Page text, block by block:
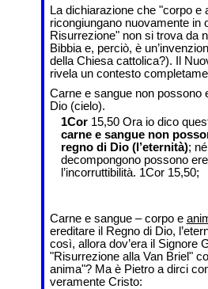
La dichiarazione che "corpo
ricongiungano nuovamente in
Risurrezione" non si trova da
Bibbia e, perciò, è
della Chiesa cattolica?). Il
rivela un contesto
Carne e sangue non possono
Dio (cielo).
1Cor15,50 Ora io dico
carne e sangue non
regno di Dio (l’eternità);
decompongono possono
l’incorruttibilità. 1Cor 15,50;
Carne e sangue – corpo e
ereditare il Regno di Dio,
così, allora dov’era il Signore
"Risurrezione alla Van Briel"
anima"? Ma è Pietro a dirci
veramente Cristo: